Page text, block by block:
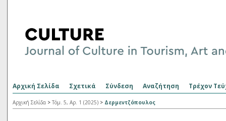
Αρχική Σελίδα Σχετικά Σύνδεση Αναζήτηση Τρέχον
Αρχική Σελίδα > Τόμ. 5, Αρ. 1 (2025) > Δερμεντζόπουλος